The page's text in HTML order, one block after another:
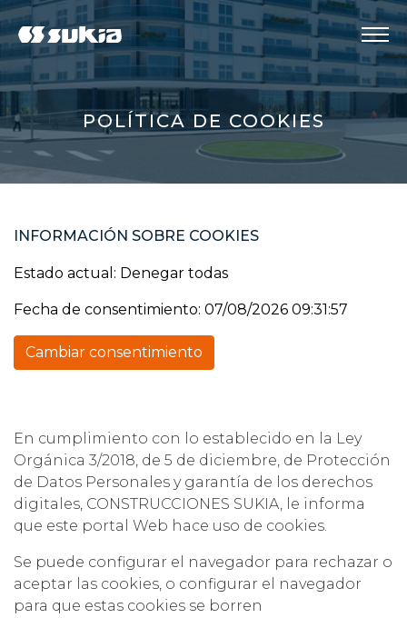
Menú
POLÍTICA DE COOKIES
INFORMACIÓN SOBRE COOKIES
Estado actual: Denegar todas
Fecha de consentimiento: 07/08/2026 09:31:57
Cambiar consentimiento
En cumplimiento con lo establecido en la Ley
Orgánica 3/2018, de 5 de diciembre, de Protección
de Datos Personales y garantía de los derechos
digitales, CONSTRUCCIONES SUKIA, le informa
que este portal Web hace uso de cookies.
Se puede configurar el navegador para rechazar o
aceptar las cookies, o configurar el navegador
para que estas cookies se borren